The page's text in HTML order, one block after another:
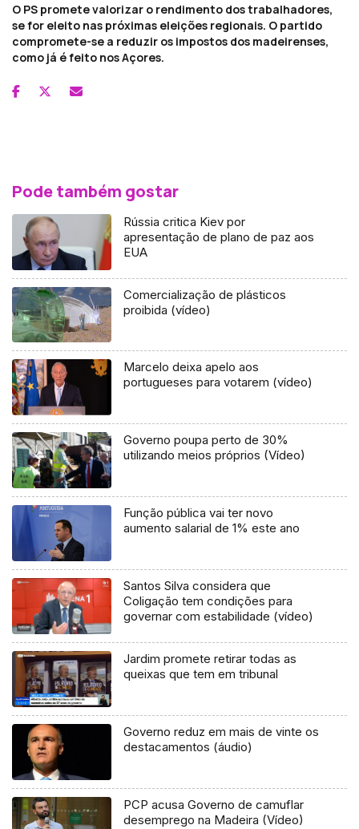
O PS promete valorizar o rendimento dos trabalhadores,
se for eleito nas próximas eleições regionais. O partido
compromete-se a reduzir os impostos dos madeirenses,
como já é feito nos Açores.
Pode também gostar
Rússia critica Kiev por
apresentação de plano de paz aos
EUA
Comercialização de plásticos
proibida (vídeo)
Marcelo deixa apelo aos
portugueses para votarem (vídeo)
Governo poupa perto de 30%
utilizando meios próprios (Vídeo)
Função pública vai ter novo
aumento salarial de 1% este ano
Santos Silva considera que
Coligação tem condições para
governar com estabilidade (vídeo)
Jardim promete retirar todas as
queixas que tem em tribunal
Governo reduz em mais de vinte os
destacamentos (áudio)
PCP acusa Governo de camuflar
desemprego na Madeira (Vídeo)